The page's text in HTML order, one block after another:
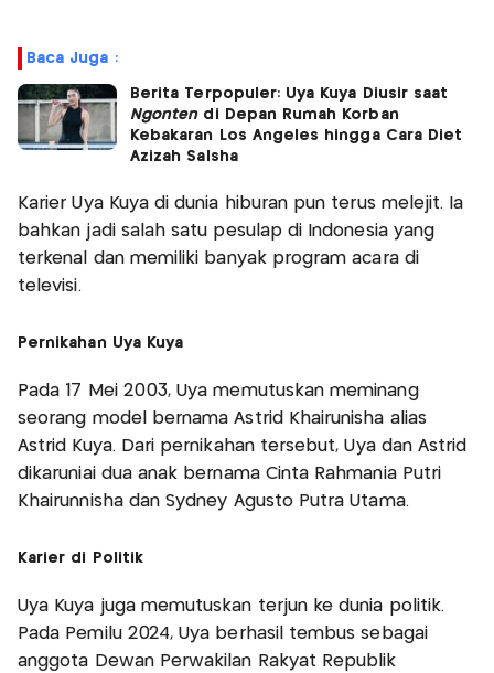
Baca Juga :
Berita Terpopuler: Uya Kuya Diusir saat
Ngontendi Depan Rumah Korban
Kebakaran Los Angeles hingga Cara Diet
Azizah Salsha
Karier Uya Kuya di dunia hiburan pun terus melejit. Ia
bahkan jadi salah satu pesulap di Indonesia yang
terkenal dan memiliki banyak program acara di
televisi.
Pernikahan Uya Kuya
Pada 17 Mei 2003, Uya memutuskan meminang
seorang model bernama Astrid Khairunisha alias
Astrid Kuya. Dari pernikahan tersebut, Uya dan Astrid
dikaruniai dua anak bernama Cinta Rahmania Putri
Khairunnisha dan Sydney Agusto Putra Utama.
Karier di Politik
Uya Kuya juga memutuskan terjun ke dunia politik.
Pada Pemilu 2024, Uya berhasil tembus sebagai
anggota Dewan Perwakilan Rakyat Republik